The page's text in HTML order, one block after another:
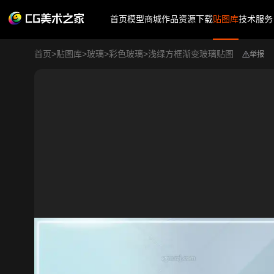
首页模型商城作品资源下载贴图库技术服务
首页>贴图库>玻璃>彩色玻璃>浅绿方框渐变玻璃贴图 举报